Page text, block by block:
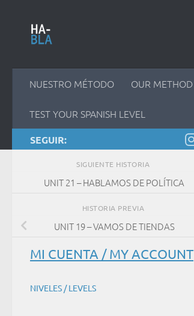
NUESTRO MÉTODO OUR METHOD
TEST YOUR SPANISH LEVEL
SEGUIR:
SIGUIENTE HISTORIA
UNIT 21 – HABLAMOS DE POLÍTICA
HISTORIA PREVIA
UNIT 19 – VAMOS DE TIENDAS
MI CUENTA / MY ACCOUNT
NIVELES / LEVELS